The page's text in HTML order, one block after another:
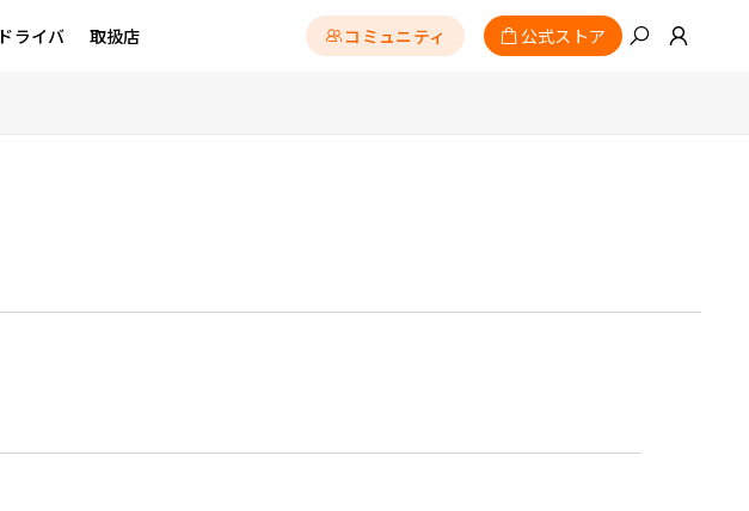
ドライバ 取扱店 コミュニティ 公式ストア